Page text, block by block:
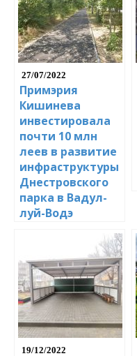
27/07/2022
Примэрия
Кишинева
инвестировала
почти 10 млн
леев в развитие
инфраструктуры
Днестровского
парка в Вадул-
луй-Водэ
19/12/2022